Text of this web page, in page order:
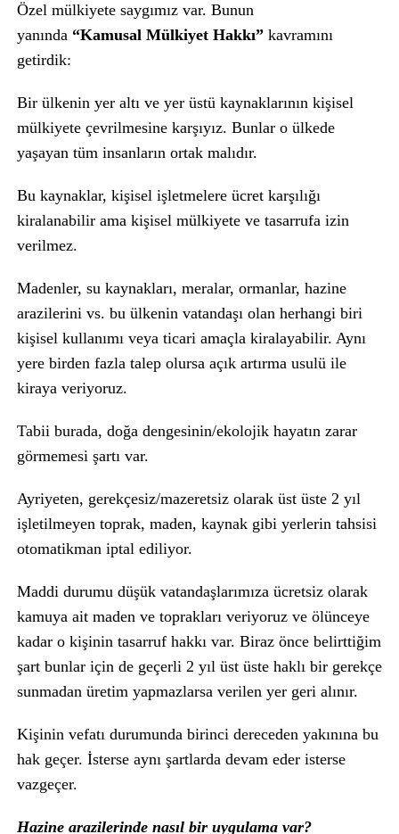
Özel mülkiyete saygımız var. Bunun
yanında “Kamusal Mülkiyet Hakkı”kavramını
getirdik:
Bir ülkenin yer altı ve yer üstü kaynaklarının kişisel
mülkiyete çevrilmesine karşıyız. Bunlar o ülkede
yaşayan tüm insanların ortak malıdır.
Bu kaynaklar, kişisel işletmelere ücret karşılığı
kiralanabilir ama kişisel mülkiyete ve tasarrufa izin
verilmez.
Madenler, su kaynakları, meralar, ormanlar, hazine
arazilerini vs. bu ülkenin vatandaşı olan herhangi biri
kişisel kullanımı veya ticari amaçla kiralayabilir. Aynı
yere birden fazla talep olursa açık artırma usulü ile
kiraya veriyoruz.
Tabii burada, doğa dengesinin/ekolojik hayatın zarar
görmemesi şartı var.
Ayriyeten, gerekçesiz/mazeretsiz olarak üst üste 2 yıl
işletilmeyen toprak, maden, kaynak gibi yerlerin tahsisi
otomatikman iptal ediliyor.
Maddi durumu düşük vatandaşlarımıza ücretsiz olarak
kamuya ait maden ve toprakları veriyoruz ve ölünceye
kadar o kişinin tasarruf hakkı var. Biraz önce belirttiğim
şart bunlar için de geçerli 2 yıl üst üste haklı bir gerekçe
sunmadan üretim yapmazlarsa verilen yer geri alınır.
Kişinin vefatı durumunda birinci dereceden yakınına bu
hak geçer. İsterse aynı şartlarda devam eder isterse
vazgeçer.
Hazine arazilerinde nasıl bir uygulama var?